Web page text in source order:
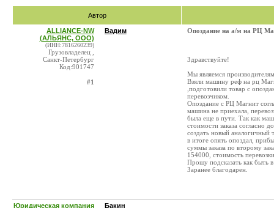
Автор
ALLIANCE-NW
(АЛЬЯНС, ООО)
(ИНН:7816260239)
Грузовладелец ,
Санкт-Петербург
Код:901747
#1
Вадим Опоздание на а/м на РЦ
Здравствуйте!
Мы являемся
Взяли машину реф на рц
,подготовили товар с
перевозчиком.
Опоздание с РЦ Магнит
машина не приехала,
была еще в пути. Так как
стоимости заказа согласно
создать новый аналогичный
в итоге опять опоздал,
суммы заказа по второму
154000, стоимость
Прошу подсказать как быть
Заранее благодарен.
Юридическая компания
Бакин